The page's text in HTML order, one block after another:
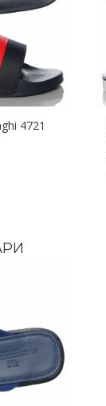
4721